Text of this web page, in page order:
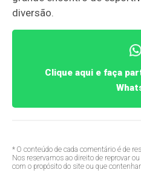
diversão.
Clique aqui e faça
* O conteúdo de cada comentário é de
Nos reservamos ao direito de reprovar
com o propósito do site ou que